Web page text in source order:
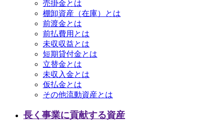
売掛金とは
棚卸資産（在庫）とは
前渡金とは
前払費用とは
未収収益とは
短期貸付金とは
立替金とは
未収入金とは
仮払金とは
その他流動資産とは
長く事業に貢献する資産